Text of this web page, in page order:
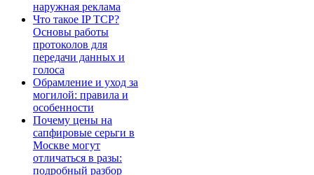
наружная реклама
Что такое IP TCP?
Основы работы
протоколов для
передачи данных и
голоса
Обрамление и уход за
могилой: правила и
особенности
Почему цены на
сапфировые серьги в
Москве могут
отличаться в разы:
подробный разбор